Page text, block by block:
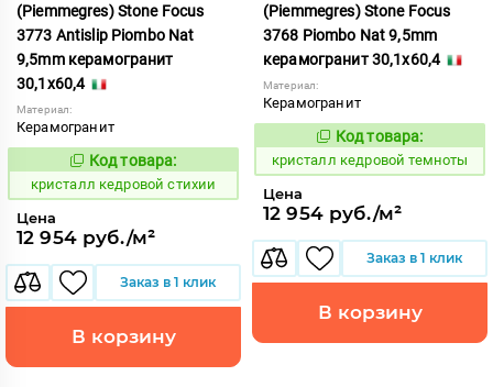
(Piemmegres) Stone Focus
3773 Antislip Piombo Nat
9,5mm керамогранит
30,1x60,4
Материал:
Керамогранит
817348
Код товара:
кристалл кедровой стихии
Цена
12 954 руб./м²
Заказ в 1 клик
В корзину
(Piemmegres) Stone Focus
3768 Piombo Nat 9,5mm
керамогранит 30,1x60,4
Материал:
Керамогранит
817352
Код товара:
кристалл кедровой темноты
Цена
12 954 руб./м²
Заказ в 1 клик
В корзину